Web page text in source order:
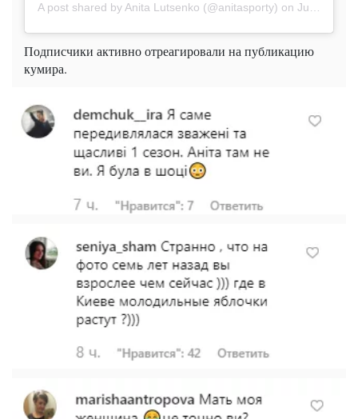
A post shared byAnita Lutsenko (@anitasporty) on Jul 27, 2019 at 12:14am PDT
Подписчики активно отреагировали на публикацию
кумира.